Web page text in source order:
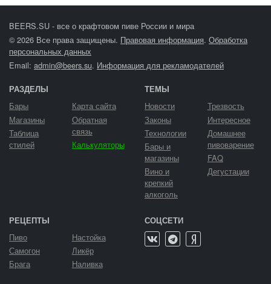
BEERS.SU - все о крафтовом пиве России и мира
© 2026 Все права защищены. Правовая информация. Обработка
персональных данных
Email: admin@beers.su. Информация для рекламодателей
РАЗДЕЛЫ
Бары
Магазины
Таблица
стилей
Карта сайта
Обратная
связь
Калькуляторы
ТЕМЫ
Новости
Законы
Технологии
Бары и
магазины
Вино и
крепкий
алкоголь
Трезвость
Интересное
Домашнее
пивоварение
FAQ
Дегустации
РЕЦЕПТЫ
Пиво
Самогон
Брага
Настойка
Ликёр
Наливка
СОЦСЕТИ